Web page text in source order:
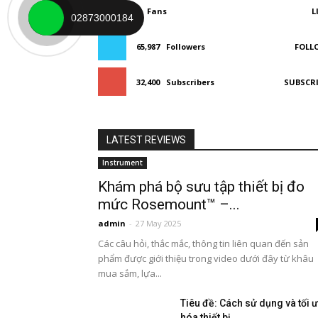
Fans
65,987 Followers
32,400 Subscribers
LATEST REVIEWS
Instrument
Khám phá bộ sưu tập thiết bị đo
mức Rosemount™ –...
admin - 27 May 2025
Các câu hỏi, thắc mắc, thông tin liên quan đến sản
phẩm được giới thiệu trong video dưới đây từ khâu
mua sắm, lựa...
Tiêu đề: Cách sử dụng và tối
02873000184